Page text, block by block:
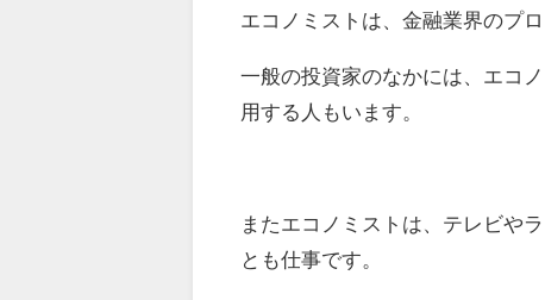
エコノミストは、金融業界のプ
一般の投資家のなかには、エコ
用する人もいます。
またエコノミストは、テレビや
とも仕事です。